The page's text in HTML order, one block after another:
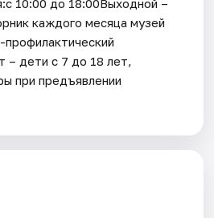
10:00 до 18:00Выходной –
каждого месяца музей
профилактический
– дети с 7 до 18 лет,
при предъявлении